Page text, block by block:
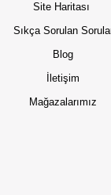
Site Haritası
Sıkça Sorulan
Blog
İletişim
Mağazalarımız